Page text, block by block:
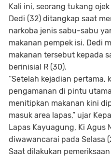
Kali ini, seorang tukang
Dedi (32) ditangkap saat
narkoba jenis sabu-sabu
makanan pempek isi. Dedi
makanan tersebut kepada
berinisial R (30).
“Setelah kejadian pertama,
pengamanan di pintu
menitipkan makanan kini
masuk area lapas,” ujar
Lapas Kayuagung, Ki Agus
diwawancarai pada Selasa
Saat dilakukan